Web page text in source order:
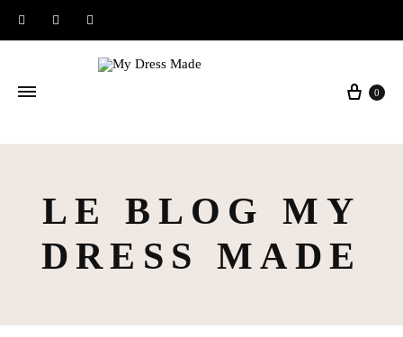
InstagramFacebook
Panier
0
LE BLOG MY
DRESS MADE